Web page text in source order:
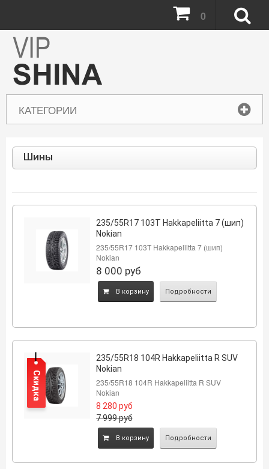
КАТЕГОРИИ
0
Шины
235/55R17 103Т Hakkapeliitta 7 (шип)
Nokian
235/55R17 103Т Hakkapeliitta 7 (шип)
Nokian
8 000 руб
B корзину Подробности
235/55R18 104R Hakkapeliitta R SUV
Nokian
235/55R18 104R Hakkapeliitta R SUV
Nokian
8 280 руб
7 999руб
B корзину Подробности
Скидка